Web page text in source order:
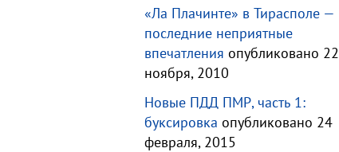
«Ла Плачинте» в Тирасполе —
последние неприятные
впечатления опубликовано 22
ноября, 2010
Новые ПДД ПМР, часть 1:
буксировка опубликовано 24
февраля, 2015